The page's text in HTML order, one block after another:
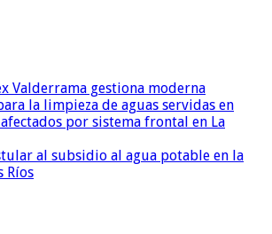
Valderrama gestiona moderna
la limpieza de aguas servidas en
por sistema frontal en La
al subsidio al agua potable en la
Ríos